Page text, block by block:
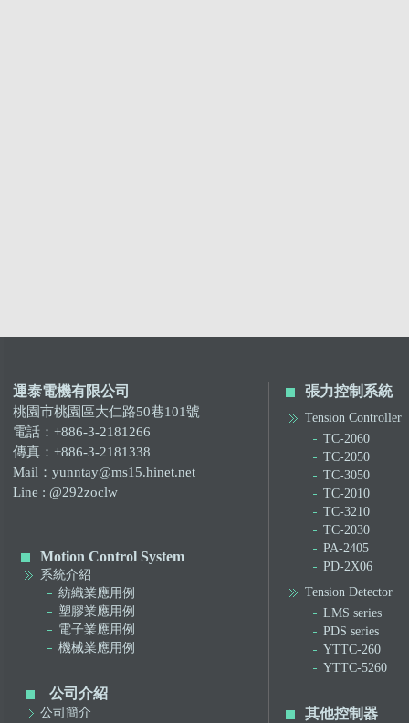
運泰電機有限公司
桃園市桃園區大仁路50巷101號
電話：+886-3-2181266
傳真：+886-3-2181338
Mail：yunntay@ms15.hinet.net
Line : @292zoclw
Motion Control System
系統介紹
紡織業應用例
塑膠業應用例
電子業應用例
機械業應用例
公司介紹
公司簡介
張力控制系統
Tension Controller
TC-2060
TC-2050
TC-3050
TC-2010
TC-3210
TC-2030
PA-2405
PD-2X06
Tension Detector
LMS series
PDS series
YTTC-260
YTTC-5260
其他控制器